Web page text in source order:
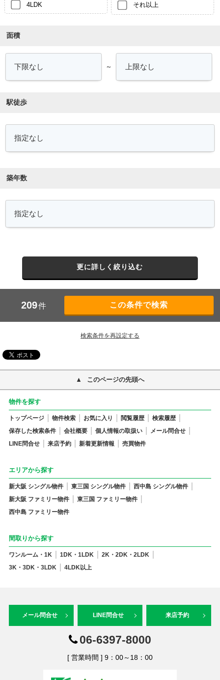
4LDK それ以上
面積
～
駅徒歩
築年数
更に詳しく絞り込む
209件
検索条件を再設定する
このページの先頭へ
物件を探す
トップページ 物件検索 お気に入り 閲覧履歴
検索履歴
保存した検索条件
会社概要 個人情報の取扱い
メール問合せ
LINE問合せ
来店予約 新着更新情報 売買物件
エリアから探す
新大阪 シングル物件 東三国 シングル物件
西中島 シングル物件
新大阪 ファミリー物件
東三国 ファミリー物件
西中島 ファミリー物件
間取りから探す
ワンルーム・1K 1DK・1LDK
2K・2DK・2LDK
3K・3DK・3LDK
4LDK以上
メール問合せ LINE問合せ 来店予約
06-6397-8000
[ 営業時間 ] 9：00～18：00